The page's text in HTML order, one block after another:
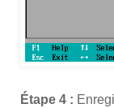
Étape 4 :